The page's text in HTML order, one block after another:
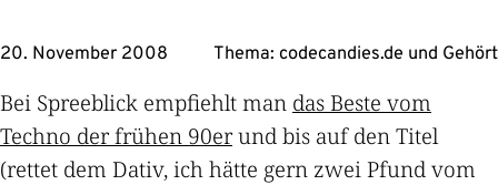
20. November 2008 Thema: codecandies.de und Gehört
Bei Spreeblick empfiehlt man das Beste vom
Techno der frühen 90erund bis auf den Titel
(rettet dem Dativ, ich hätte gern zwei Pfund vom